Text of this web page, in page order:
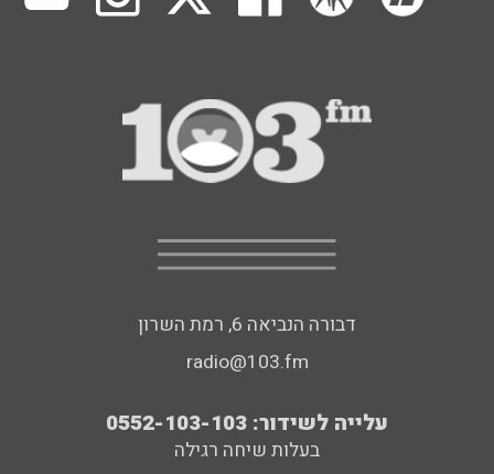
דבורה הנביאה 6, רמת השרון
radio@103.fm
עלייה לשידור: 0552-103-103
בעלות שיחה רגילה